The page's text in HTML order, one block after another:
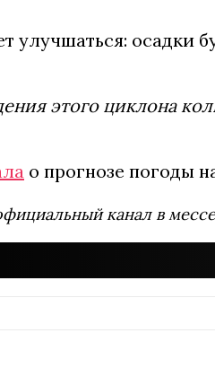
улучшаться: осадки
этого циклона
о прогнозе погоды
канал в